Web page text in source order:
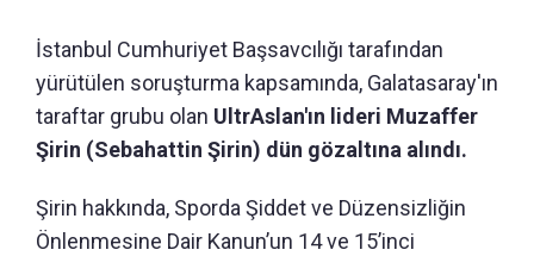
İstanbul Cumhuriyet Başsavcılığı tarafından
yürütülen soruşturma kapsamında, Galatasaray'ın
taraftar grubu olan UltrAslan'ın lideri Muzaffer
Şirin (Sebahattin Şirin) dün gözaltına alındı.
Şirin hakkında, Sporda Şiddet ve Düzensizliğin
Önlenmesine Dair Kanun’un 14 ve 15’inci